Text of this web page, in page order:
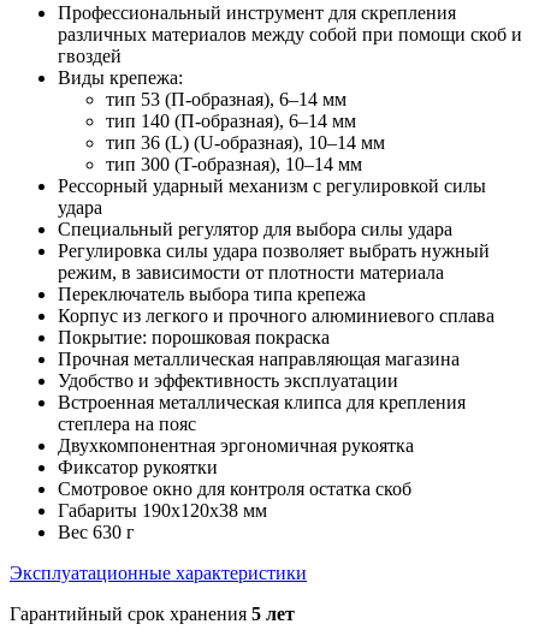
Профессиональный инструмент для скрепления
различных материалов между собой при помощи скоб и
гвоздей
Виды крепежа:
тип 53 (П-образная), 6–14 мм
тип 140 (П-образная), 6–14 мм
тип 36 (L) (U-образная), 10–14 мм
тип 300 (T-образная), 10–14 мм
Рессорный ударный механизм с регулировкой силы
удара
Специальный регулятор для выбора силы удара
Регулировка силы удара позволяет выбрать нужный
режим, в зависимости от плотности материала
Переключатель выбора типа крепежа
Корпус из легкого и прочного алюминиевого сплава
Покрытие: порошковая покраска
Прочная металлическая направляющая магазина
Удобство и эффективность эксплуатации
Встроенная металлическая клипса для крепления
степлера на пояс
Двухкомпонентная эргономичная рукоятка
Фиксатор рукоятки
Смотровое окно для контроля остатка скоб
Габариты 190х120х38 мм
Вес 630 г
Эксплуатационные характеристики
Гарантийный срок хранения 5 лет